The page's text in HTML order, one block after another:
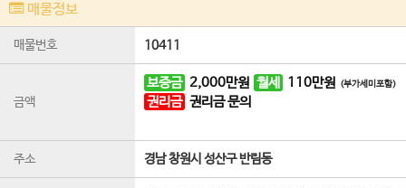
매물정보
매물번호 10411
금액
보증금 2,000만원 월세 110만원 (부가세미포함)
권리금 권리금 문의
주소 경남 창원시 성산구 반림동